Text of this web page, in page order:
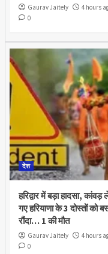
Gaurav Jaitely
4 hours
0
देश
हरिद्वार में बड़ा हादसा, कांवड़
गए हरियाणा के 3 दोस्तों को
रौंदा… 1 की मौत
Gaurav Jaitely
4 hours
0